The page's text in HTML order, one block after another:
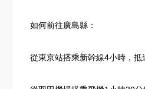
如何前往廣島縣：
從東京站搭乘新幹線4小時，抵